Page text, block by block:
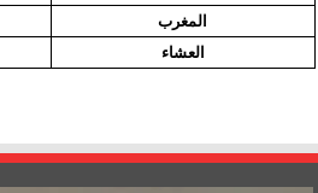
المغرب
العشاء